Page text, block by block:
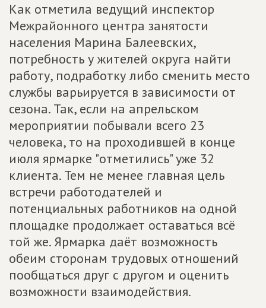
Как отметила ведущий инспектор
Межрайонного центра занятости
населения Марина Балеевских,
потребность у жителей округа найти
работу, подработку либо сменить место
службы варьируется в зависимости от
сезона. Так, если на апрельском
мероприятии побывали всего 23
человека, то на проходившей в конце
июля ярмарке "отметились" уже 32
клиента. Тем не менее главная цель
встречи работодателей и
потенциальных работников на одной
площадке продолжает оставаться всё
той же. Ярмарка даёт возможность
обеим сторонам трудовых отношений
пообщаться друг с другом и оценить
возможности взаимодействия.